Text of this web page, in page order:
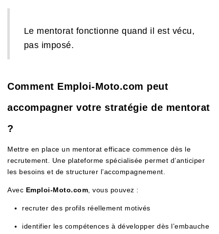
Le mentorat fonctionne quand il est vécu,
pas imposé.
Comment Emploi-Moto.com peut
accompagner votre stratégie de mentorat
?
Mettre en place un mentorat efficace commence dès le
recrutement. Une plateforme spécialisée permet d’anticiper
les besoins et de structurer l’accompagnement.
Avec Emploi-Moto.com , vous pouvez :
recruter des profils réellement motivés
identifier les compétences à développer dès l’embauche